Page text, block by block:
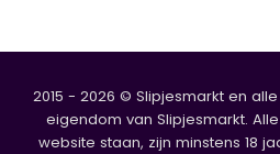
2015 - 2026 © Slipjesmarkt en
eigendom van Slipjesmarkt.
website staan, zijn minstens 18